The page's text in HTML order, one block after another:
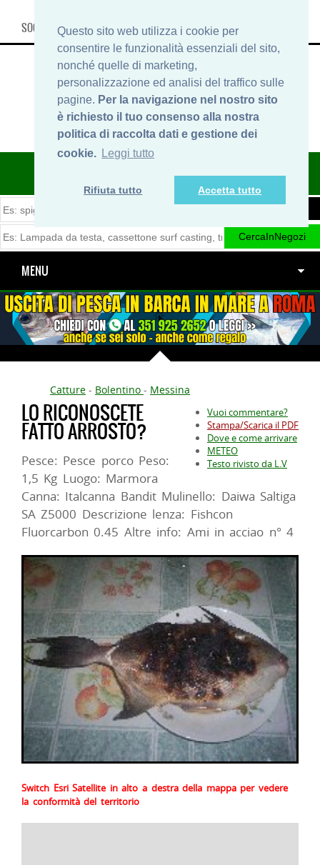
Questo sito web utilizza i cookie per
consentire le funzionalità essenziali del sito,
nonché quelle di marketing,
personalizzazione ed analisi del traffico sulle
pagine. Per la navigazione nel nostro sito
è richiesto il tuo consenso alla nostra
politica di raccolta dati e gestione dei
cookie. Leggi tutto
Rifiuta tutto Accetta tutto
SOCIAL, INFO & SHOP
ITINERARIDIPESCA.IT
MENU
Catture - Bolentino - Messina
Vuoi commentare?
Stampa/Scarica il PDF
Dove e come arrivare
METEO
Testo rivisto da L.V
LO RICONOSCETE
FATTO ARROSTO?
Pesce: Pesce porco Peso:
1,5 Kg Luogo: Marmora
Canna: Italcanna Bandit Mulinello: Daiwa Saltiga
SA Z5000 Descrizione lenza: Fishcon
Fluorcarbon 0.45 Altre info: Ami in acciao n° 4
Switch Esri Satellite in alto a destra della mappa per vedere
la conformità del territorio